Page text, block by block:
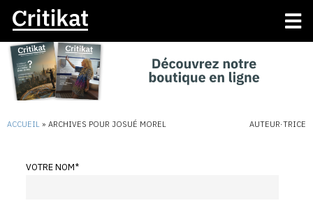
ACCUEIL » ARCHIVES POUR JOSUÉ MOREL AUTEUR·TRICE
VOTRE NOM*